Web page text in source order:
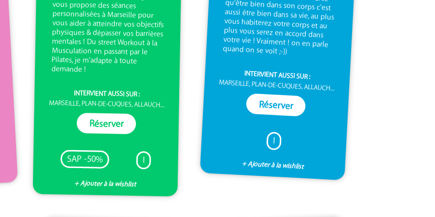
demande !
INTERVIENT AUSSI SUR :
MARSEILLE, PLAN-DE-CUQUES, ALLAUCH...
Réserver
SAP -50% I
+ Ajouter à la wishlist
quand on se voit ;-))
INTERVIENT AUSSI SUR :
MARSEILLE, PLAN-DE-CUQUES, ALLAUCH...
Réserver
I
+ Ajouter à la wishlist